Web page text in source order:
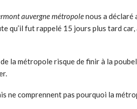
auvergne métropolenous a déclaré
qu’il fut rappelé 15 jours plus tard
la métropole risque de finir à la
ne comprennent pas pourquoi la